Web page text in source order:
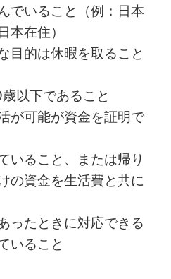
でいること（例：日本
本在住）
目的は休暇を取ること
以下であること
が可能が資金を証明で
いること、または帰り
の資金を生活費と共に
ったときに対応できる
いること